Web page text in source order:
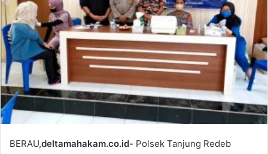
a
i
l
BERAU,deltamahakam.co.id- Polsek Tanjung Redeb